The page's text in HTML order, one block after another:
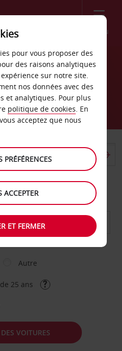
Menu
de retour
DATE DE RETOUR
Autre
25 ans
VOITURES
pour vous proposer des
des raisons analytiques
sur notre site.
nos données avec des
et analytiques. Pour plus
politique de cookies. En
acceptez que nous
PRÉFÉRENCES
ACCEPTER
ET FERMER